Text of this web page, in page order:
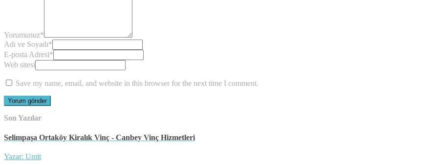
Yorumunuz*
Adı ve Soyadı*
E-posta Adresi*
Web sitesi
Save my name, email, and website in this browser for the next time I comment.
Son Yazılar
Selimpaşa Ortaköy Kiralık Vinç - Canbey Vinç Hizmetleri
Yazar: Umit